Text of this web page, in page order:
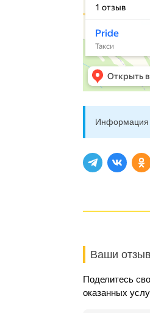
Информация
Ваши
Поделитесь
оказанных